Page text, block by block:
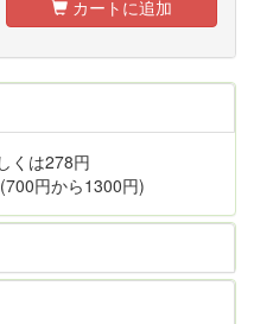
カートに追加
くは278円
円から1300円)